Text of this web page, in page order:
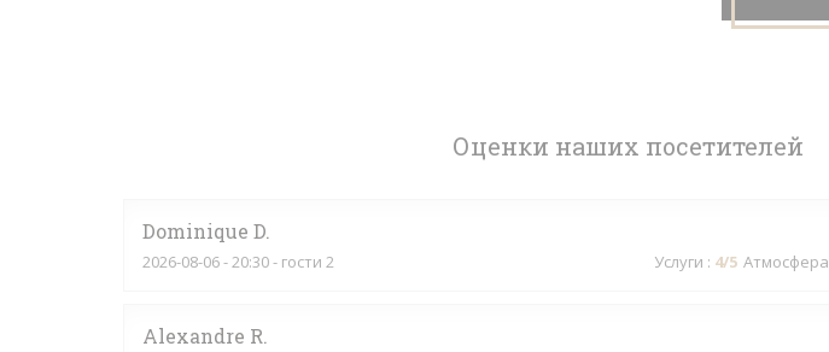
Оценки наших посетителей
Dominique D
2026-08-06- 20:30 - гости 2 Услуги : 4/5 Атмосфера
Alexandre R